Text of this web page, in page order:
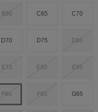
B80 C65 C70
D70 D75 D80
E75 E80 E85
F80 F85 G65